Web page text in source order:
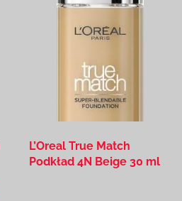
L’Oreal True Match
Podkład 4N Beige 30 ml